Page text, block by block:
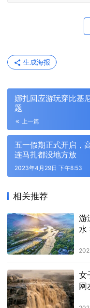
生成海报
娜扎回应游玩穿比基
题
上一篇
五一假期正式开启，
连马扎都没地方放
2023年4月29日 下午8:53
相关推荐
游
水
女
网